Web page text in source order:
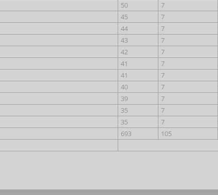
50 7
45 7
44 7
43 7
42 7
41 7
41 7
40 7
39 7
35 7
35 7
693 105